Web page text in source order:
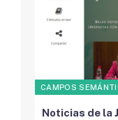
CAMPOS
Noticias de la